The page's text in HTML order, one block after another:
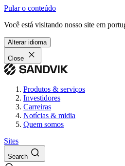
Pular o conteúdo
Você está visitando nosso site em
Alterar idioma
Close
Produtos & serviços
Investidores
Carreiras
Notícias & midia
Quem somos
Sites
Search